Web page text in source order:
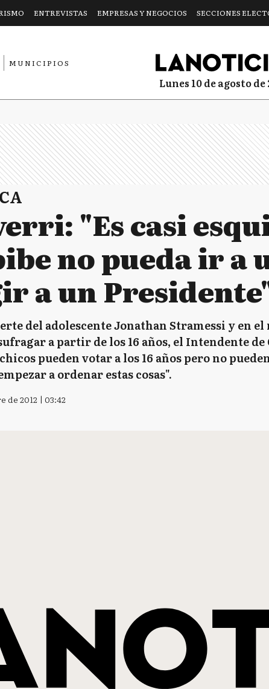
ENTREVISTAS EMPRESAS Y NEGOCIOS SECCIONES
MUNICIPIOS
lunes 10 de agosto de
"Es casi
no pueda ir a
a un
del adolescente Jonathan Stramessi y en
a partir de los 16 años, el Intendente de
pueden votar a los 16 años pero no
a ordenar estas cosas".
de 2012 | 03:42